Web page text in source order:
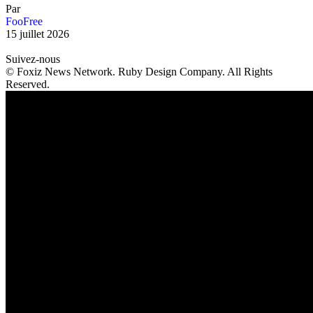
Par
FooFree
15 juillet 2026
Suivez-nous
© Foxiz News Network. Ruby Design Company. All Rights
Reserved.